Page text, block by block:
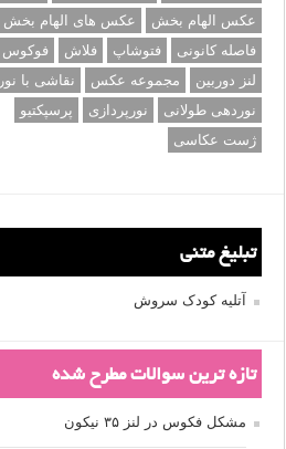
عکس الهام بخش
عکس های الهام بخش
فاصله کانونی
فتوشاپ فلاش
فوکوس
لنز دوربین
مجموعه عکس نقاشی با نور
نوردهی طولانی
نورپردازی
پرسپکتیو
ژست عکاسی
تبلیغ متنی
آتلیه کودک سروش
تازه ترین سوالات مطرح شده
مشکل فکوس در لنز ۳۵ نیکون